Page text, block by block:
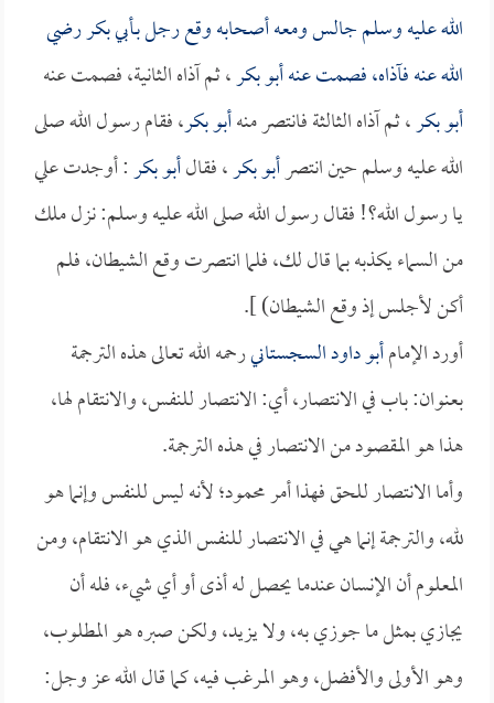
الله عليه وسلم جالس ومعه أصحابه وقع رجل بـأبي بكررضي
الله عنه فآذاه، فصمت عنهأبو بكر، ثم آذاه الثانية، فصمت عنه
أبو بكر، ثم آذاه الثالثة فانتصر منهأبو بكر، فقام رسول الله صلى
الله عليه وسلم حين انتصرأبو بكر، فقالأبو بكر: أوجدت علي
يا رسول الله؟! فقال رسول الله صلى الله عليه وسلم: نزل ملك
من السماء يكذبه بما قال لك، فلما انتصرت وقع الشيطان، فلم
أكن لأجلس إذ وقع الشيطان) ].
أورد الإمامأبو داود السجستانيرحمه الله تعالى هذه الترجمة
بعنوان: باب في الانتصار، أي: الانتصار للنفس، والانتقام لها،
هذا هو المقصود من الانتصار في هذه الترجمة.
وأما الانتصار للحق فهذا أمر محمود؛ لأنه ليس للنفس وإنما هو
لله، والترجمة إنما هي في الانتصار للنفس الذي هو الانتقام، ومن
المعلوم أن الإنسان عندما يحصل له أذى أو أي شيء، فله أن
يجازي بمثل ما جوزي به، ولا يزيد، ولكن صبره هو المطلوب،
وهو الأولى والأفضل، وهو المرغب فيه، كما قال الله عز وجل: